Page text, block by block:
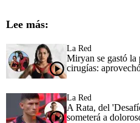
Lee más:
La Red
Miryan se gastó la
cirugías:
La Red
A Rata, del
someterá a